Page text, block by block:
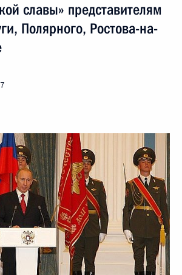
славы» представителям
Полярного, Ростова-на-